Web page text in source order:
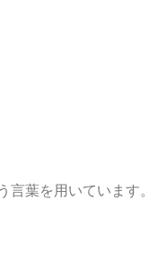
葉を用いています。